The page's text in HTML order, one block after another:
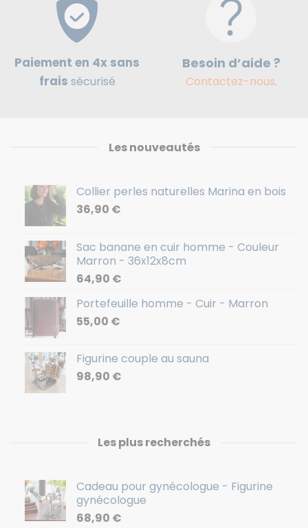
Paiement en 4x sans
frais sécurisé
Besoin d’aide ?
Contactez-nous.
Les nouveautés
Collier perles naturelles Marina en bois
36,90 €
Sac banane en cuir homme - Couleur
Marron - 36x12x8cm
64,90 €
Portefeuille homme - Cuir - Marron
55,00 €
Figurine couple au sauna
98,90 €
Les plus recherchés
Cadeau pour gynécologue - Figurine
gynécologue
68,90 €